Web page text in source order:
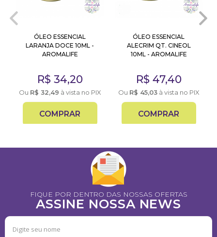
ÓLEO ESSENCIAL
LARANJA DOCE 10ML -
AROMALIFE
R$ 34,20
Ou R$ 32,49 à vista no PIX
COMPRAR
ÓLEO ESSENCIAL
ALECRIM QT. CINEOL
10ML - AROMALIFE
R$ 47,40
Ou R$ 45,03à vista no PIX
COMPRAR
FIQUE POR DENTRO DAS NOSSAS OFERTAS
ASSINE NOSSA NEWS